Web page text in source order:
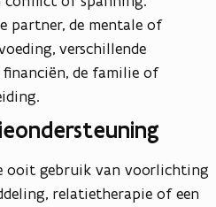
partner, de mentale of
verschillende
de familie of
ooit gebruik van voorlichting
relatietherapie of een